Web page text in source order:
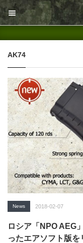
AK74
News 2018-02-07
ロシア「NPO AEG
ったエアソフト版を